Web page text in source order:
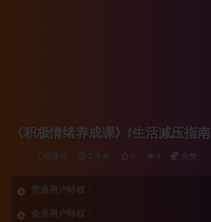
《积极情绪养成课》f生活减压指南
心理课程 2 年前 0 4 免费
普通用户特权：
会员用户特权：